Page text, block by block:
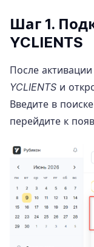
Шаг 1.
YCLIENTS
После
YCLIENTS и
Введите в поиске
перейдите к